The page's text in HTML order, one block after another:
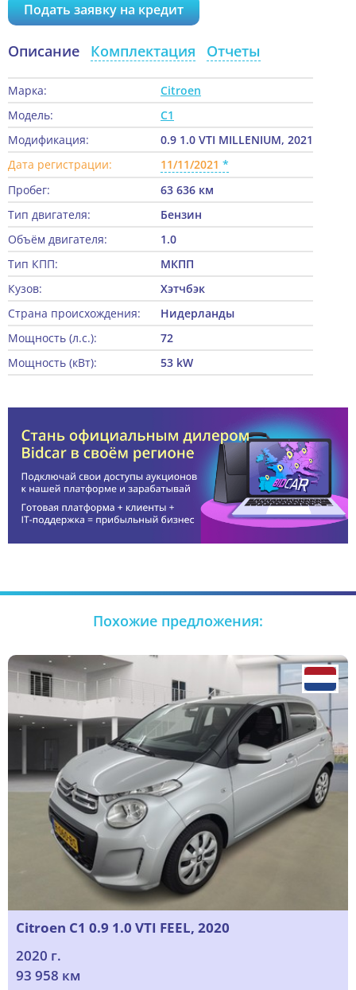
Подать заявку на кредит
Описание Комплектация Отчеты
Марка:
Citroen
Модель:
C1
Модификация:
0.9 1.0 VTI MILLENIUM, 2021
Дата регистрации:
11/11/2021
Пробег:
63 636 км
Тип двигателя:
Бензин
Объём двигателя:
1.0
Тип КПП:
МКПП
Кузов:
Хэтчбэк
Страна происхождения:
Нидерланды
Мощность (л.с.):
72
Мощность (кВт):
53 kW
Похожие предложения:
Citroen C1 0.9 1.0 VTI FEEL, 2020
2020 г.
93 958 км